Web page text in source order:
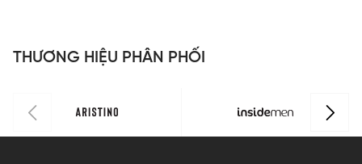
0
0
0
THƯƠNG HIỆU PHÂN PHỐI